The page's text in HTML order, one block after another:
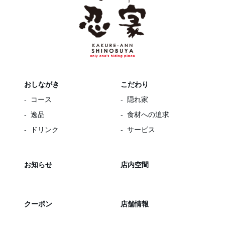
おしながき
コース
逸品
ドリンク
こだわり
隠れ家
食材への追求
サービス
お知らせ 店内空間
クーポン 店舗情報